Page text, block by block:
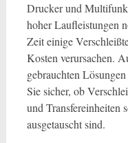
Drucker und
hoher Laufleistungen
Zeit einige
Kosten verursachen.
gebrauchten
Sie sicher, ob
und Transfereinheiten
ausgetauscht sind.